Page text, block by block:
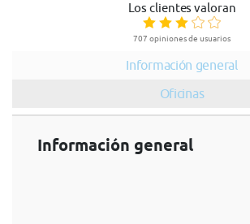
Los clientes valoran
707 opiniones de usuarios
Información general
Oficinas
Información general